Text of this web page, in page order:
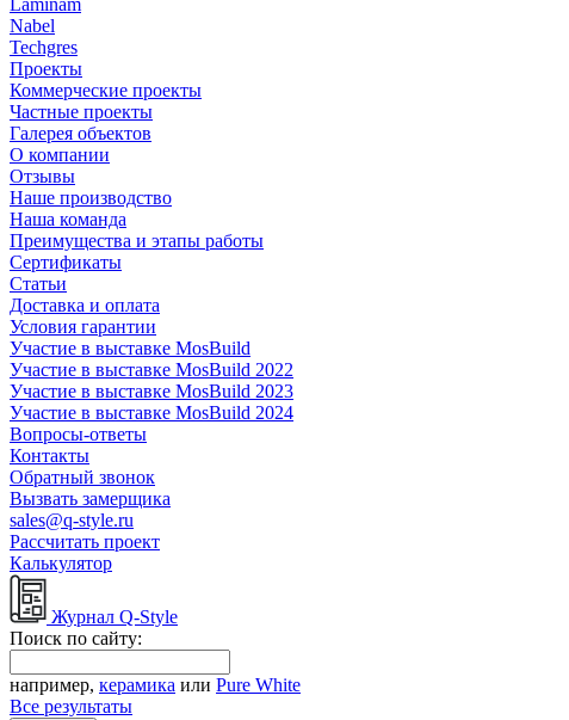
Laminam
Nabel
Techgres
Проекты
Коммерческие проекты
Частные проекты
Галерея объектов
О компании
Отзывы
Наше производство
Наша команда
Преимущества и этапы работы
Сертификаты
Статьи
Доставка и оплата
Условия гарантии
Участие в выставке MosBuild
Участие в выставке MosBuild 2022
Участие в выставке MosBuild 2023
Участие в выставке MosBuild 2024
Вопросы-ответы
Контакты
Обратный звонок
Вызвать замерщика
sales@q-style.ru
Рассчитать проект
Калькулятор
Журнал Q-Style
Поиск по сайту:
например, керамика или Pure White
Все результаты